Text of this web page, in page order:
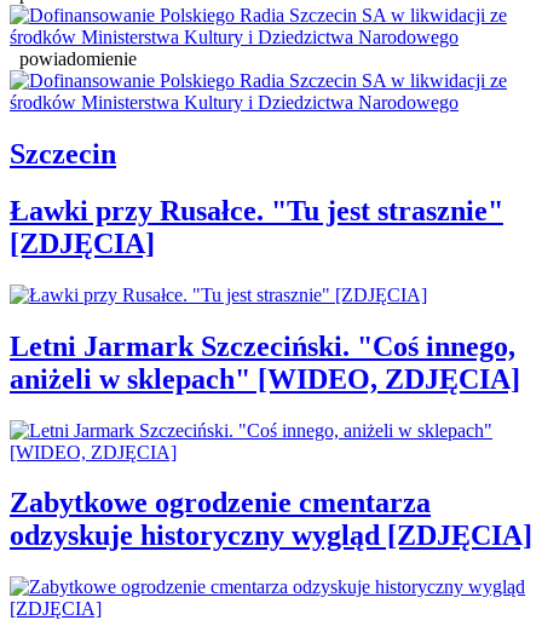
powiadomienie
Szczecin
Ławki przy Rusałce. "Tu jest strasznie"
[ZDJĘCIA]
Letni Jarmark Szczeciński. "Coś innego,
aniżeli w sklepach" [WIDEO, ZDJĘCIA]
Zabytkowe ogrodzenie cmentarza
odzyskuje historyczny wygląd [ZDJĘCIA]